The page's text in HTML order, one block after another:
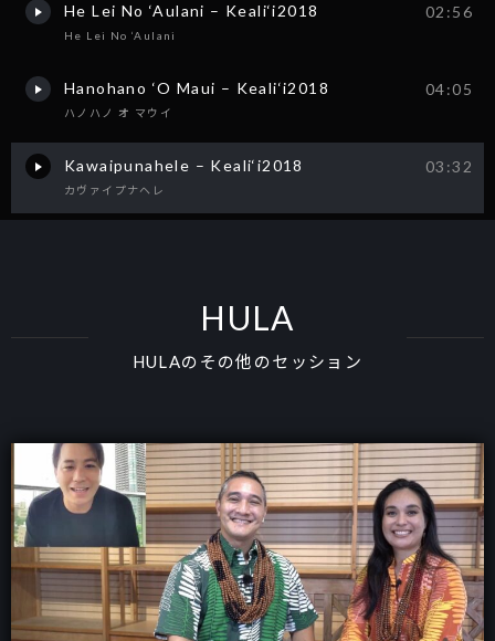
He Lei No ‘Aulani – Keali‘i2018
He Lei No ‘Aulani
02:56
Hanohano ‘O Maui – Keali‘i2018
ハノハノ オ マウイ
04:05
Kawaipunahele – Keali‘i2018
カヴァイプナヘレ
03:32
HULA
HULAのその他のセッション